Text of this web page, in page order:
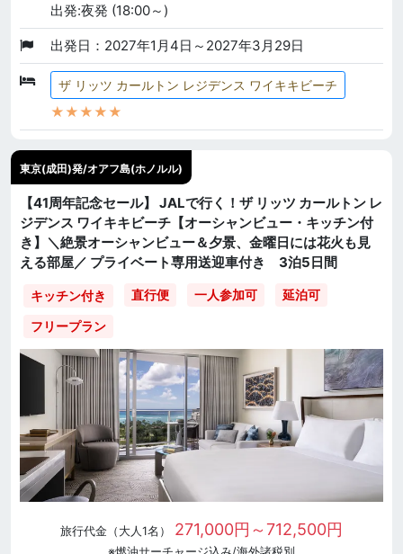
出発:夜発 (18:00～)
出発日：2027年1月4日～2027年3月29日
ザ リッツ カールトン レジデンス ワイキキビーチ
★★★★★
東京(成田)発/オアフ島(ホノルル)
【41周年記念セール】 JALで行く！ザ リッツ カールトン レ
ジデンス ワイキキビーチ【オーシャンビュー・キッチン付
き】＼絶景オーシャンビュー＆夕景、金曜日には花火も見
える部屋／ プライベート専用送迎車付き 3泊5日間
キッチン付き 直行便 一人参加可 延泊可
フリープラン
旅行代金（大人1名） 271,000円～712,500円